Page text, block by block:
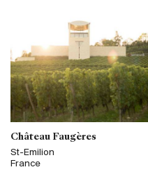
Château Faugères
St-Emilion
France